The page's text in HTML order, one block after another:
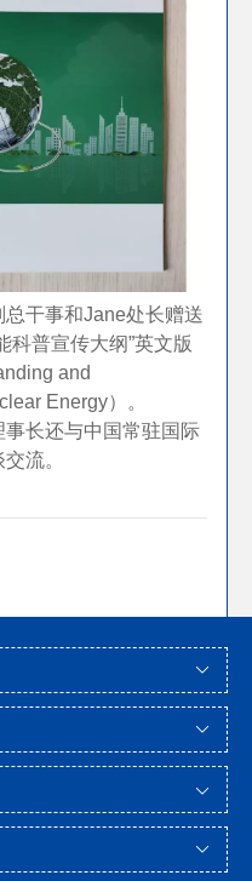
总干事和Jane处长赠送
科普宣传大纲”英文版
and
Energy）。
长还与中国常驻国际
流。